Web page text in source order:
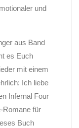
und
aus Band
es Euch
mit einem
Ich liebe
Infernal Four
Romane für
Buch